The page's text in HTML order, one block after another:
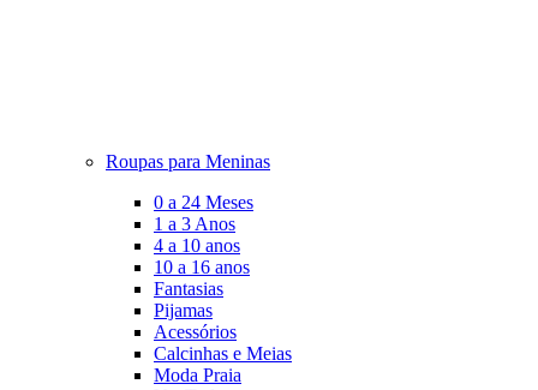
Roupas para Meninas
0 a 24 Meses
1 a 3 Anos
4 a 10 anos
10 a 16 anos
Fantasias
Pijamas
Acessórios
Calcinhas e Meias
Moda Praia